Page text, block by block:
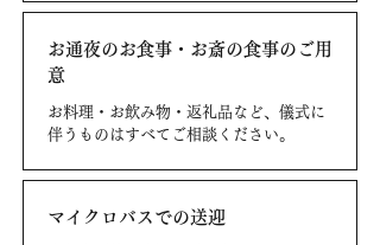
お通夜のお食事・お斎の食事のご用
意
お料理・お飲み物・返礼品など、儀式に
伴うものはすべてご相談ください。
マイクロバスでの送迎